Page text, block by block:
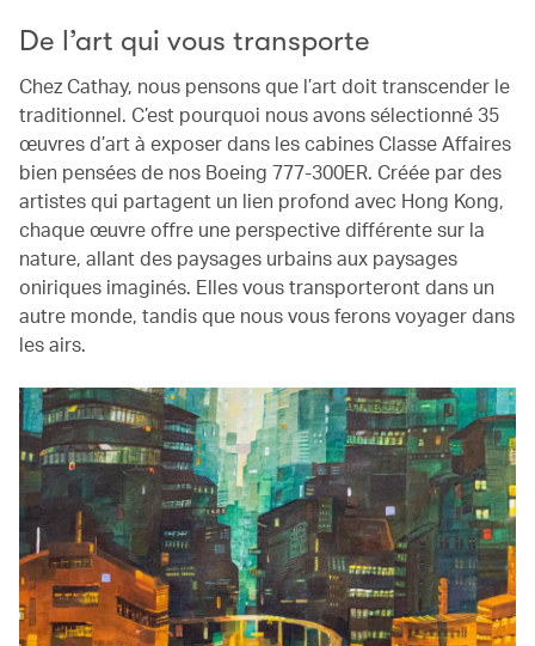
De l’art qui vous transporte
Chez Cathay, nous pensons que l’art doit transcender le
traditionnel. C’est pourquoi nous avons sélectionné 35
œuvres d’art à exposer dans les cabines Classe Affaires
bien pensées de nos Boeing 777-300ER. Créée par des
artistes qui partagent un lien profond avec Hong Kong,
chaque œuvre offre une perspective différente sur la
nature, allant des paysages urbains aux paysages
oniriques imaginés. Elles vous transporteront dans un
autre monde, tandis que nous vous ferons voyager dans
les airs.